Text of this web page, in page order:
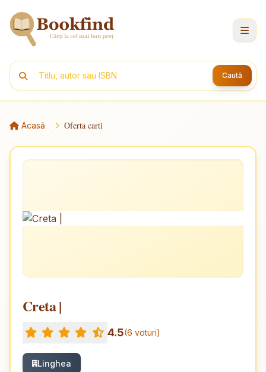
Caută
Acasă Oferta carti
Creta |
4.5(6 voturi)
Linghea